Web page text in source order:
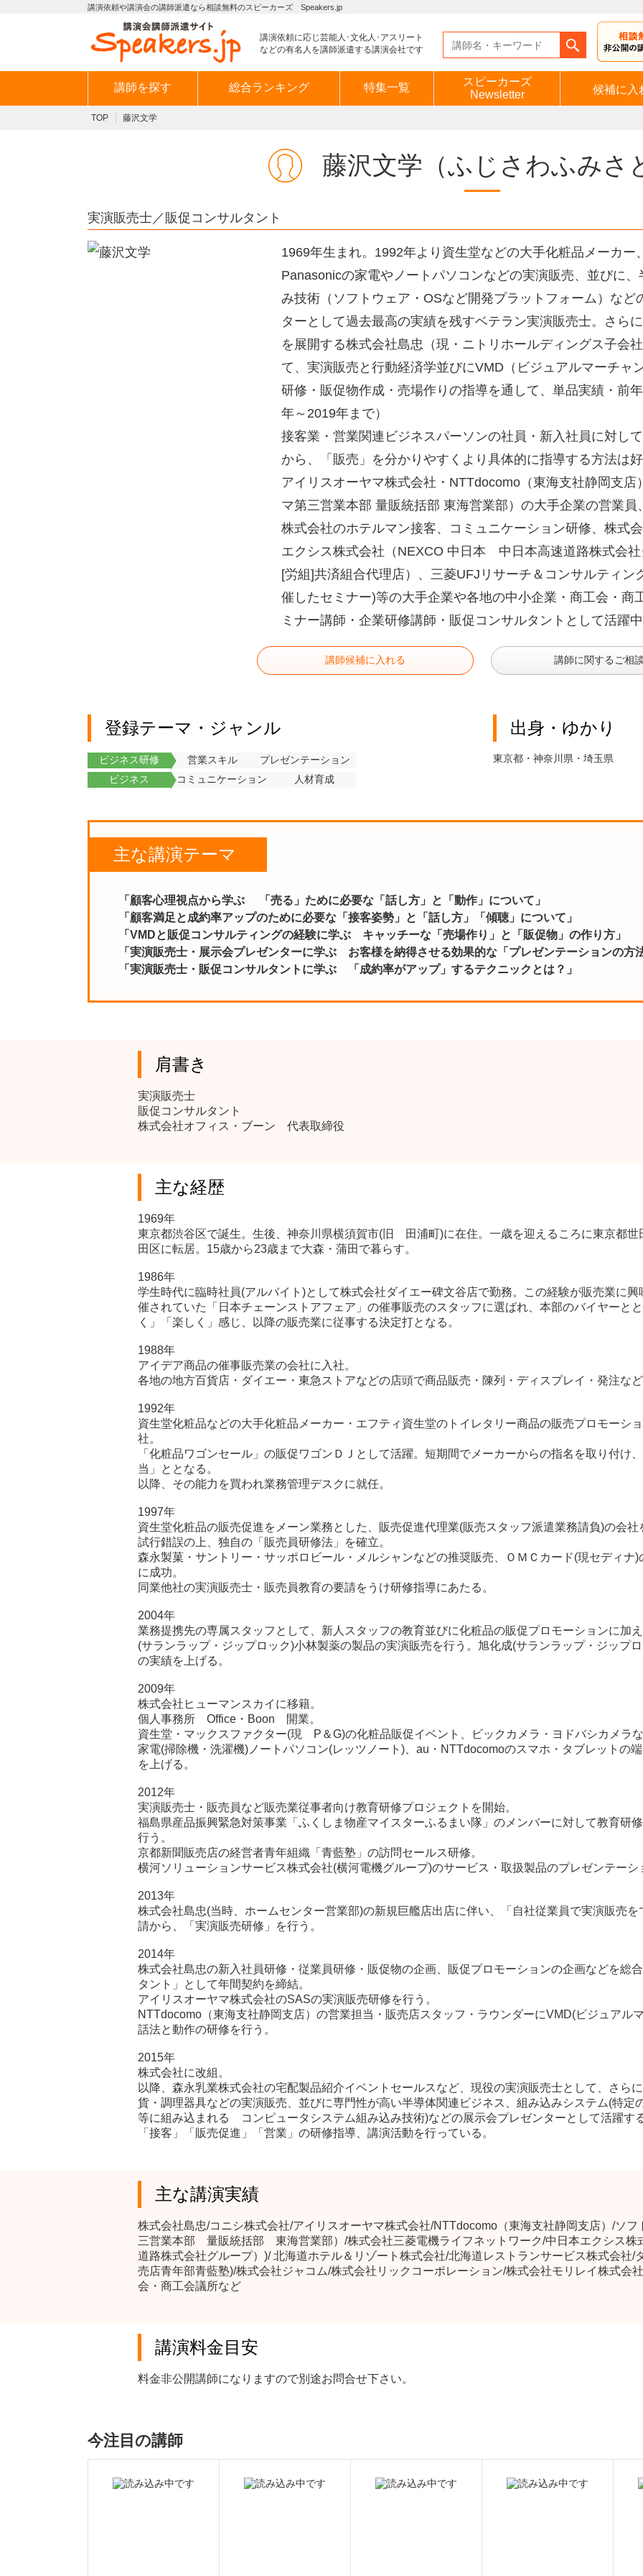
講演依頼や講演会の講師派遣なら相談無料のスピーカーズ Speakers.jp
講演依頼に応じ芸能人･文化人･アスリート
などの有名人を講師派遣する講演会社です
講師を探す 総合ランキング 特集一覧
スピーカーズ
Newsletter
候補に入
TOP 藤沢文学
藤沢文学 （ふじさわふみさ
実演販売士／販促コンサルタント
1969年生まれ。1992年より資生堂などの大手化粧品メーカー
Panasonicの家電やノートパソコンなどの実演販売、並びに
み技術（ソフトウェア・OSなど開発プラットフォーム）な
ターとして過去最高の実績を残すベテラン実演販売士。さら
を展開する株式会社島忠（現・ニトリホールディングス子会
て、実演販売と行動経済学並びにVMD（ビジュアルマーチャ
研修・販促物作成・売場作りの指導を通して、単品実績・前
年～2019年まで）
接客業・営業関連ビジネスパーソンの社員・新入社員に対し
から、「販売」を分かりやすくより具体的に指導する方法は
アイリスオーヤマ株式会社・NTTdocomo（東海支社静岡支
マ第三営業本部 量販統括部 東海営業部）の大手企業の営業
株式会社のホテルマン接客、コミュニケーション研修、株式
エクシス株式会社（NEXCO 中日本 中日本高速道路株式会
[労組]共済組合代理店）、三菱UFJリサーチ＆コンサルティン
催したセミナー)等の大手企業や各地の中小企業・商工会・商
ミナー講師・企業研修講師・販促コンサルタントとして活躍中
講師候補に入れる 講師に関するご相談
登録テーマ・ジャンル
ビジネス研修 営業スキル
プレゼンテーション
ビジネス
コミュニケーション 人材育成
出身・ゆかり
東京都・神奈川県・埼玉県
主な講演テーマ
「顧客心理視点から学ぶ 「売る」ために必要な「話し方」と「動作」について」
「顧客満足と成約率アップのために必要な「接客姿勢」と「話し方」「傾聴」について」
「VMDと販促コンサルティングの経験に学ぶ キャッチーな「売場作り」と「販促物」の作り方」
「実演販売士・展示会プレゼンターに学ぶ お客様を納得させる効果的な「プレゼンテーションの方法
「実演販売士・販促コンサルタントに学ぶ 「成約率がアップ」するテクニックとは？」
肩書き
実演販売士
販促コンサルタント
株式会社オフィス・ブーン 代表取締役
主な経歴
1969年
東京都渋谷区で誕生。生後、神奈川県横須賀市(旧 田浦町)に在住。一歳を迎えるころに東京都世
田区に転居。15歳から23歳まで大森・蒲田で暮らす。
1986年
学生時代に臨時社員(アルバイト)として株式会社ダイエー碑文谷店で勤務。この経験が販売業に
催されていた「日本チェーンストアフェア」の催事販売のスタッフに選ばれ、本部のバイヤーと
く」「楽しく」感じ、以降の販売業に従事する決定打となる。
1988年
アイデア商品の催事販売業の会社に入社。
各地の地方百貨店・ダイエー・東急ストアなどの店頭で商品販売・陳列・ディスプレイ・発注な
1992年
資生堂化粧品などの大手化粧品メーカー・エフティ資生堂のトイレタリー商品の販売プロモーシ
社。
「化粧品ワゴンセール」の販促ワゴンＤＪとして活躍。短期間でメーカーからの指名を取り付け
当」ととなる。
以降、その能力を買われ業務管理デスクに就任。
1997年
資生堂化粧品の販売促進をメーン業務とした、販売促進代理業(販売スタッフ派遣業務請負)の会社
試行錯誤の上、独自の「販売員研修法」を確立。
森永製菓・サントリー・サッポロビール・メルシャンなどの推奨販売、ＯＭＣカード(現セディナ
に成功。
同業他社の実演販売士・販売員教育の要請をうけ研修指導にあたる。
2004年
業務提携先の専属スタッフとして、新人スタッフの教育並びに化粧品の販促プロモーションに加
(サランラップ・ジップロック)小林製薬の製品の実演販売を行う。旭化成(サランラップ・ジップ
の実績を上げる。
2009年
株式会社ヒューマンスカイに移籍。
個人事務所 Office・Boon 開業。
資生堂・マックスファクター(現 P＆G)の化粧品販促イベント、ビックカメラ・ヨドバシカメラ
家電(掃除機・洗濯機)ノートパソコン(レッツノート)、au・NTTdocomoのスマホ・タブレットの
を上げる。
2012年
実演販売士・販売員など販売業従事者向け教育研修プロジェクトを開始。
福島県産品振興緊急対策事業「ふくしま物産マイスターふるまい隊」のメンバーに対して教育研
行う。
京都新聞販売店の経営者青年組織「青藍塾」の訪問セールス研修。
横河ソリューションサービス株式会社(横河電機グループ)のサービス・取扱製品のプレゼンテーシ
2013年
株式会社島忠(当時、ホームセンター営業部)の新規巨艦店出店に伴い、「自社従業員で実演販売
請から、「実演販売研修」を行う。
2014年
株式会社島忠の新入社員研修・従業員研修・販促物の企画、販促プロモーションの企画などを総
タント」として年間契約を締結。
アイリスオーヤマ株式会社のSASの実演販売研修を行う。
NTTdocomo（東海支社静岡支店）の営業担当・販売店スタッフ・ラウンダーにVMD(ビジュアル
話法と動作の研修を行う。
2015年
株式会社に改組。
以降、森永乳業株式会社の宅配製品紹介イベントセールスなど、現役の実演販売士として、さら
貨・調理器具などの実演販売、並びに専門性が高い半導体関連ビジネス、組み込みシステム(特定
等に組み込まれる コンピュータシステム組み込み技術)などの展示会プレゼンターとして活躍す
「接客」「販売促進」「営業」の研修指導、講演活動を行っている。
主な講演実績
株式会社島忠/コニシ株式会社/アイリスオーヤマ株式会社/NTTdocomo（東海支社静岡支店）/ソ
三営業本部 量販統括部 東海営業部）/株式会社三菱電機ライフネットワーク/中日本エクシス株
道路株式会社グループ）)/ 北海道ホテル＆リゾート株式会社/北海道レストランサービス株式会社/
売店青年部青藍塾)/株式会社ジャコム/株式会社リックコーポレーション/株式会社モリレイ株式会
会・商工会議所など
講演料金目安
料金非公開講師になりますので別途お問合せ下さい。
今注目の講師